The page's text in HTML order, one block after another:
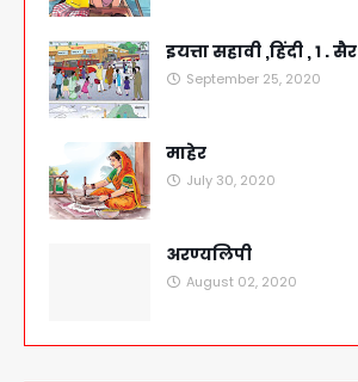
इयत्ता सहावी ,हिंदी , १ . सैर
September 25, 2020
माहेर
July 30, 2020
अरण्यलिपी
August 02, 2020